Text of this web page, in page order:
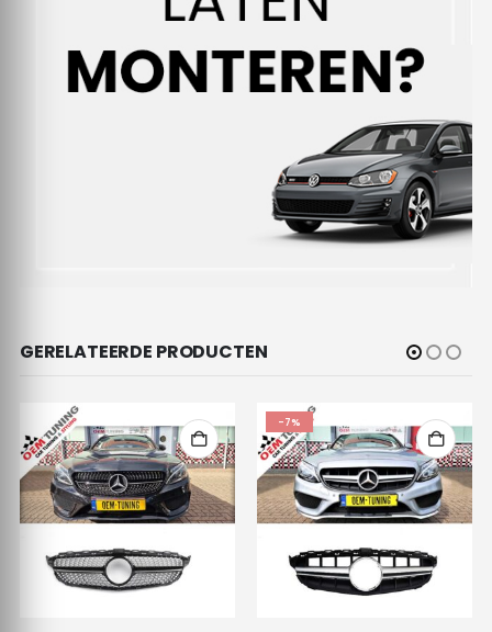
GERELATEERDE PRODUCTEN
-7%